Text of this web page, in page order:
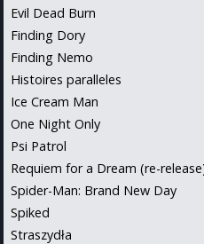
Evil Dead Burn
Finding Dory
Finding Nemo
Histoires paralleles
Ice Cream Man
One Night Only
Psi Patrol
Requiem for a Dream (re-
Spider-Man: Brand New Day
Spiked
Straszydła